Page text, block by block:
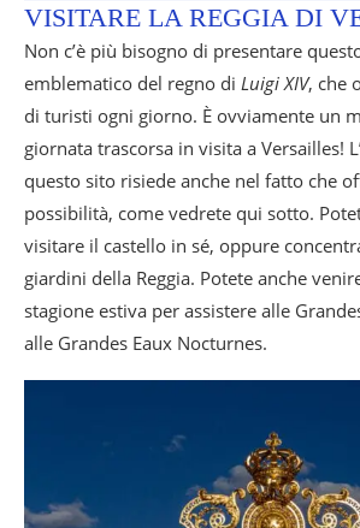
VISITARE LA REGGIA DI
Non c’è più bisogno di presentare
emblematico del regno di Luigi XIV, che
di turisti ogni giorno. È ovviamente un
giornata trascorsa in visita a Versailles!
questo sito risiede anche nel fatto che
possibilità, come vedrete qui sotto.
visitare il castello in sé, oppure
giardini della Reggia. Potete anche
stagione estiva per assistere alle
alle Grandes Eaux Nocturnes.